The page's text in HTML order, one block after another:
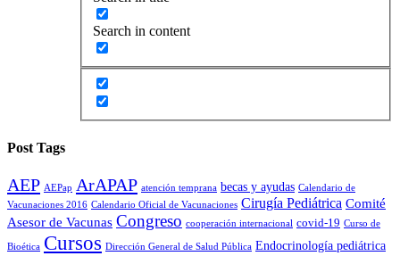
Search in content
Post Tags
AEP AEPap ArAPAP atención temprana becas y ayudas Calendario de
Vacunaciones 2016 Calendario Oficial de Vacunaciones Cirugía Pediátrica Comité
Asesor de Vacunas Congreso cooperación internacional covid-19 Curso de
Bioética Cursos Dirección General de Salud Pública Endocrinología pediátrica